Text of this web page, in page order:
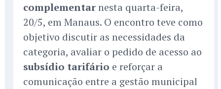
complementarnesta quarta-feira,
20/5, em Manaus. O encontro teve como
objetivo discutir as necessidades da
categoria, avaliar o pedido de acesso ao
subsídio tarifário e reforçar a
comunicação entre a gestão municipal